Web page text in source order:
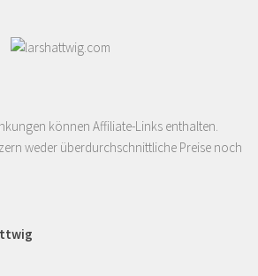
können Affiliate-Links enthalten.
weder überdurchschnittliche Preise noch